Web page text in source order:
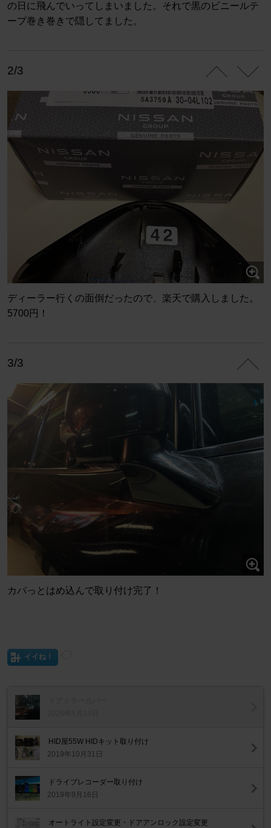
の日に飛んでいってしまいました。それで黒のビニールテ
ープ巻き巻きで隠してました。
2/3
ディーラー行くの面倒だったので、楽天で購入しました。
5700円！
3/3
カパっとはめ込んで取り付け完了！
イイね！
HID屋55W HIDキット取り付け
2019年10月31日
ドライブレコーダー取り付け
2019年9月16日
オートライト設定変更・ドアアンロック設定変更